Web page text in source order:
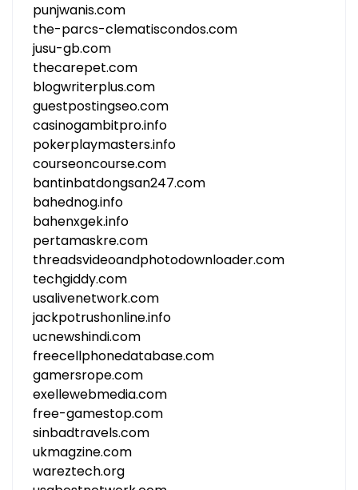
punjwanis.com
the-parcs-clematiscondos.com
jusu-gb.com
thecarepet.com
blogwriterplus.com
guestpostingseo.com
casinogambitpro.info
pokerplaymasters.info
courseoncourse.com
bantinbatdongsan247.com
bahednog.info
bahenxgek.info
pertamaskre.com
threadsvideoandphotodownloader.com
techgiddy.com
usalivenetwork.com
jackpotrushonline.info
ucnewshindi.com
freecellphonedatabase.com
gamersrope.com
exellewebmedia.com
free-gamestop.com
sinbadtravels.com
ukmagzine.com
wareztech.org